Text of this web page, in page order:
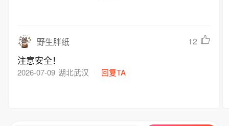
野生胖纸 12
注意安全！
2026-07-09 湖北武汉 回复TA